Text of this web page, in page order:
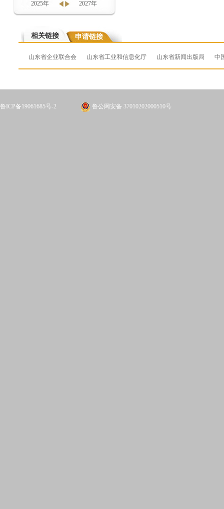
2025年 2027年
相关链接 申请链接
山东省企业联合会 山东省工业和信息化厅 山东省新闻出版局 中
鲁ICP备19061685号-2 鲁公网安备 37010202000510号